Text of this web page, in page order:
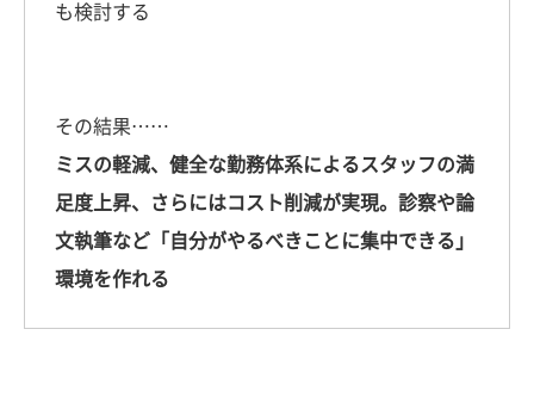
も検討する
その結果……
ミスの軽減、健全な勤務体系によるスタッフの満
足度上昇、さらにはコスト削減が実現。診察や論
文執筆など「自分がやるべきことに集中できる」
環境を作れる